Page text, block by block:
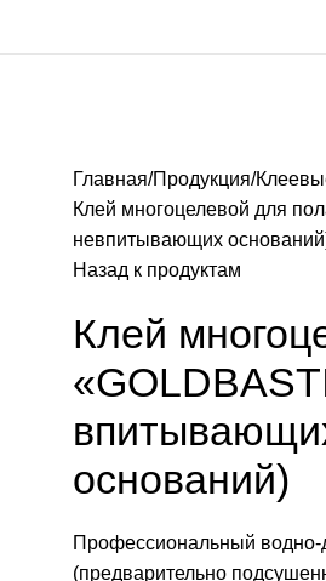
Главная Продукция
Клей многоцелевой для
невпитывающих
Назад к продуктам
Клей
оснований)
Профессиональный
(предварительно